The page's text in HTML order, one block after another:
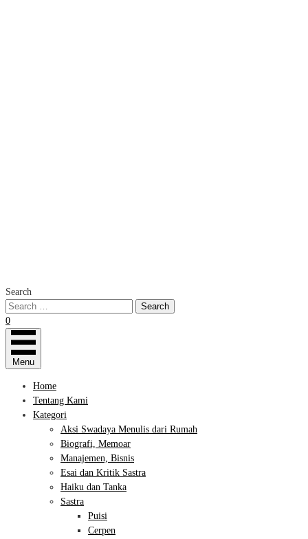
Search
0
Menu
Home
Tentang Kami
Kategori
Aksi Swadaya Menulis dari Rumah
Biografi, Memoar
Manajemen, Bisnis
Esai dan Kritik Sastra
Haiku dan Tanka
Sastra
Puisi
Cerpen